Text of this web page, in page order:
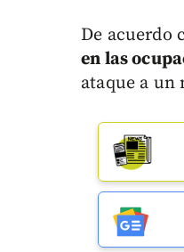
De acuerdo
en las
ataque a un